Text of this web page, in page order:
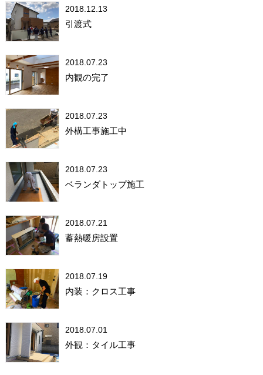
2018.12.13
引渡式
2018.07.23
内観の完了
2018.07.23
外構工事施工中
2018.07.23
ベランダトップ施工
2018.07.21
蓄熱暖房設置
2018.07.19
内装：クロス工事
2018.07.01
外観：タイル工事